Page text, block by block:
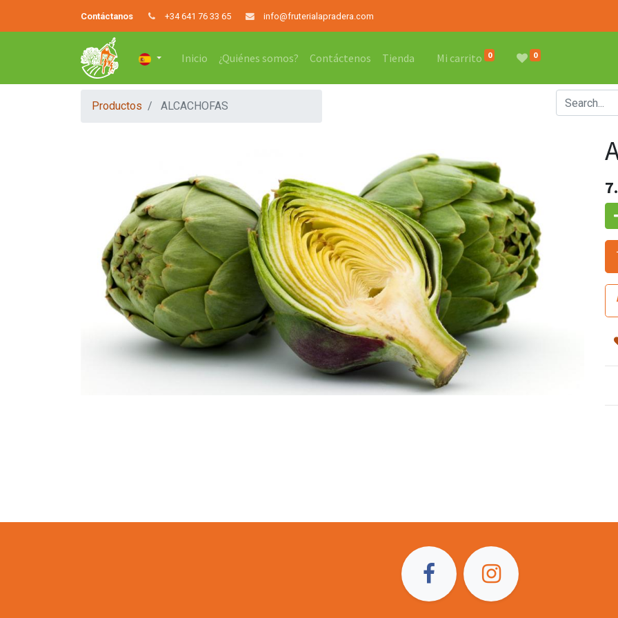
Contáctanos +34 641 76 33 65 info@fruterialapradera.com
Inicio ¿Quiénes somos? Contáctenos Tienda Mi carrito 0 0
Productos ALCACHOFAS